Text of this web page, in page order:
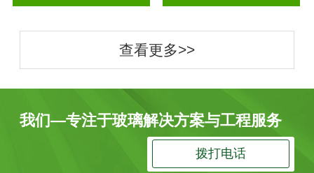
查看更多>>
我们—专注于玻璃解决方案与工程服务
拨打电话